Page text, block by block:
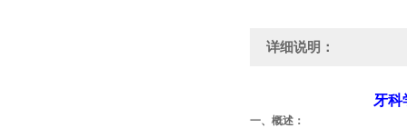
详细说明：
牙科
‌一、概述：